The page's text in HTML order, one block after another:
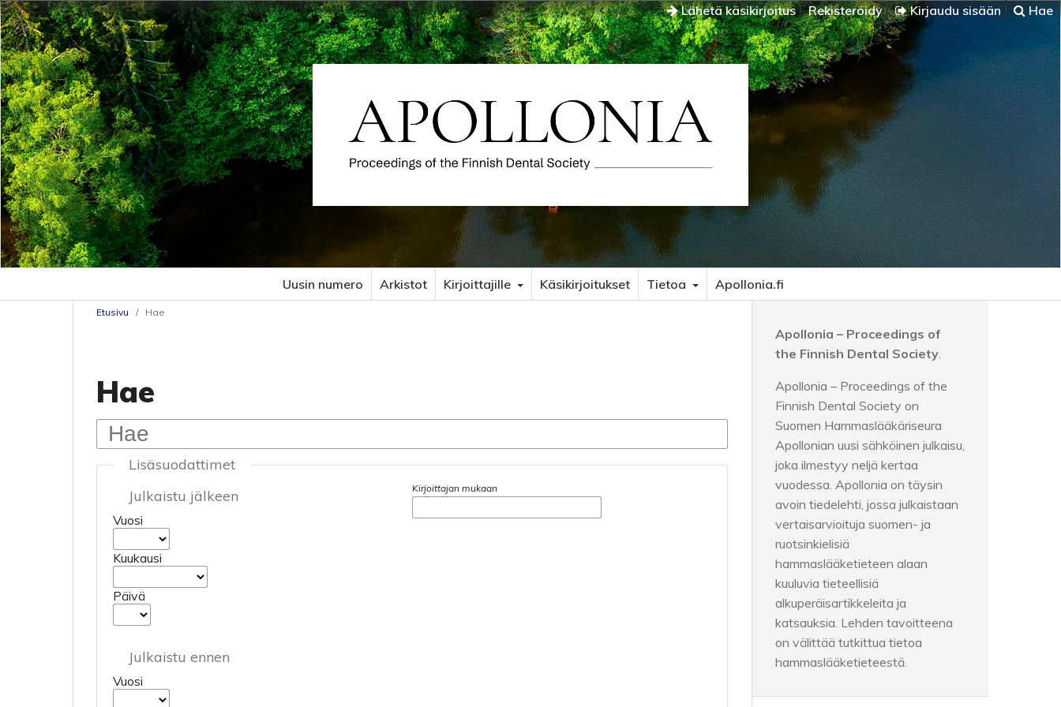
Lähetä käsikirjoitus Rekisteröidy Kirjaudu sisään Hae
Uusin numero Arkistot Kirjoittajille Käsikirjoitukset Tietoa Apollonia.fi
Etusivu / Hae
Hae
Lisäsuodattimet
Julkaistu jälkeen
Vuosi
Kuukausi
Päivä
Julkaistu ennen
Vuosi
Kirjoittajan mukaan
Apollonia – Proceedings of
the Finnish Dental Society.
Apollonia – Proceedings of the
Finnish Dental Society on
Suomen Hammaslääkäriseura
Apollonian uusi sähköinen julkaisu,
joka ilmestyy neljä kertaa
vuodessa. Apollonia on täysin
avoin tiedelehti, jossa julkaistaan
vertaisarvioituja suomen- ja
ruotsinkielisiä
hammaslääketieteen alaan
kuuluvia tieteellisiä
alkuperäisartikkeleita ja
katsauksia. Lehden tavoitteena
on välittää tutkittua tietoa
hammaslääketieteestä.